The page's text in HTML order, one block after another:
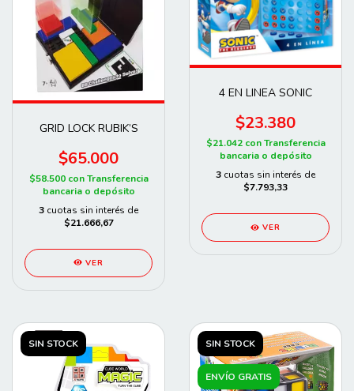
GRID LOCK RUBIK’S
$65.000
$58.500 con Transferencia
bancaria o depósito
3 cuotas sin interés de
$21.666,67
VER
4 EN LINEA SONIC
$23.380
$21.042 con Transferencia
bancaria o depósito
3 cuotas sin interés de
$7.793,33
VER
SIN STOCK SIN STOCK
ENVÍO GRATIS